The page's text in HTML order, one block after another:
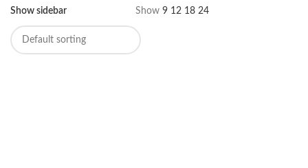
Show sidebar Show 9 12 18 24